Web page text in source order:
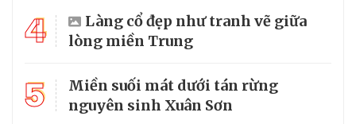
4
Làng cổ đẹp như tranh vẽ giữa
lòng miền Trung
5
Miền suối mát dưới tán rừng
nguyên sinh Xuân Sơn